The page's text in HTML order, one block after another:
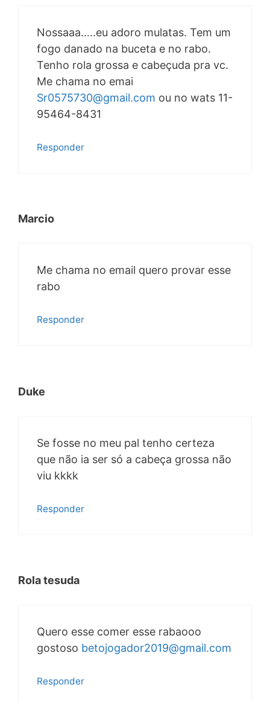
Nossaaa…..eu adoro mulatas. Tem um
fogo danado na buceta e no rabo.
Tenho rola grossa e cabeçuda pra vc.
Me chama no emai
Sr0575730@gmail.com ou no wats 11-
95464-8431
Responder
Marcio
Me chama no email quero provar esse
rabo
Responder
Duke
Se fosse no meu pal tenho certeza
que não ia ser só a cabeça grossa não
viu kkkk
Responder
Rola tesuda
Quero esse comer esse rabaooo
gostoso betojogador2019@gmail.com
Responder